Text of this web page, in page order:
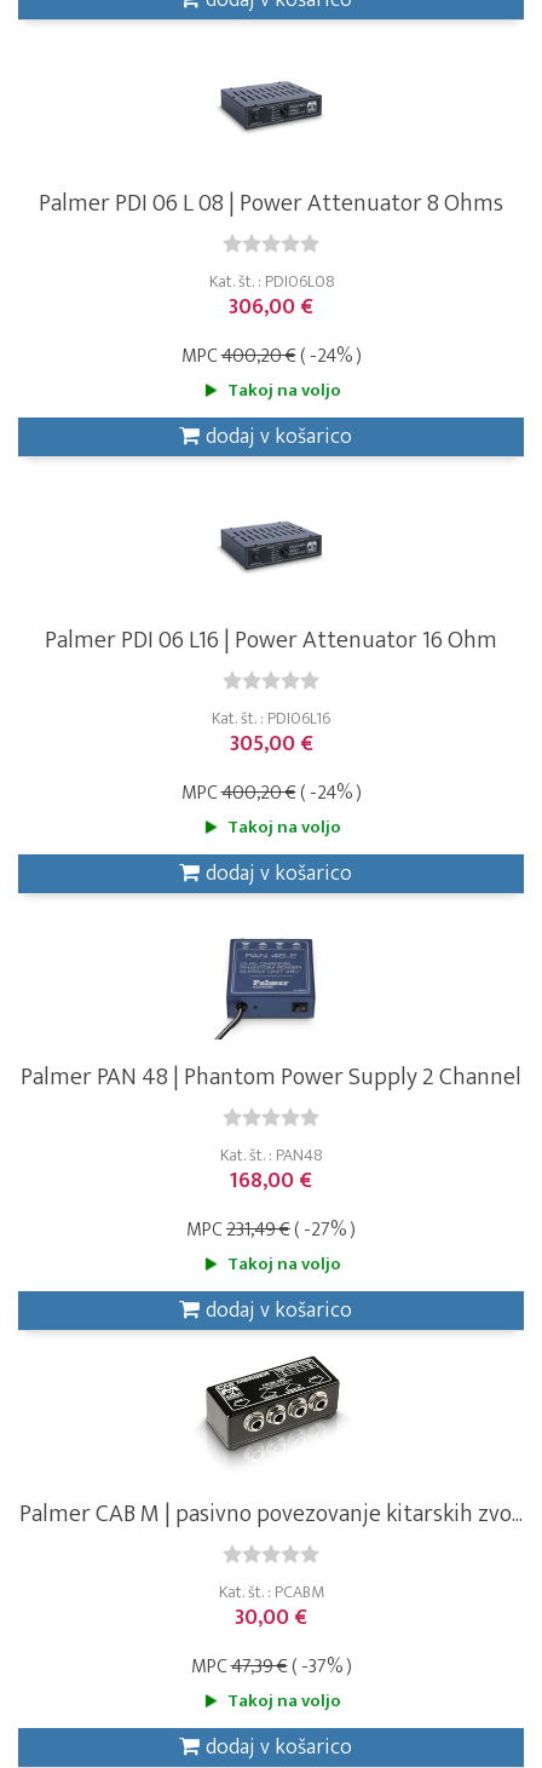
Palmer PDI 06 L 08 | Power Attenuator 8 Ohms
Kat. št. : PDI06L08
306,00 €
MPC400,20 €( -24% )
Takoj na voljo
dodaj v košarico
Palmer PDI 06 L16 | Power Attenuator 16 Ohm
Kat. št. : PDI06L16
305,00 €
MPC400,20 €( -24% )
Takoj na voljo
dodaj v košarico
Palmer PAN 48 | Phantom Power Supply 2 Channel
Kat. št. : PAN48
168,00 €
MPC231,49 €( -27% )
Takoj na voljo
dodaj v košarico
Palmer CAB M | pasivno povezovanje kitarskih zvo...
Kat. št. : PCABM
30,00 €
MPC47,39 €( -37% )
Takoj na voljo
dodaj v košarico